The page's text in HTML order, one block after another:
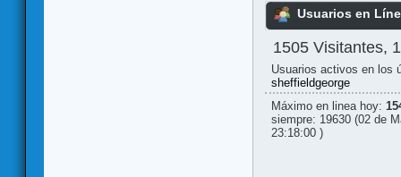
Usuarios en
1505 Visitantes,
Usuarios activos en los
sheffieldgeorge
Máximo en linea hoy:
siempre: 19630 (02 de
23:18:00 )